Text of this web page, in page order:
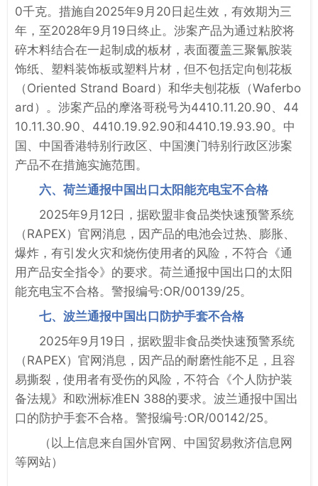
0千克。措施自2025年9月20日起生效，有效期为三
年，至2028年9月19日终止。涉案产品为通过粘胶将
碎木料结合在一起制成的板材，表面覆盖三聚氰胺装
饰纸、塑料装饰板或塑料片材，但不包括定向刨花板
（Oriented Strand Board）和华夫刨花板（Waferbo
ard）。涉案产品的摩洛哥税号为4410.11.20.90、44
10.11.30.90、4410.19.92.90和4410.19.93.90。中
国、中国香港特别行政区、中国澳门特别行政区涉案
产品不在措施实施范围。
六、荷兰通报中国出口太阳能充电宝不合格
2025年9月12日，据欧盟非食品类快速预警系统
（RAPEX）官网消息，因产品的电池会过热、膨胀、
爆炸，有引发火灾和烧伤使用者的风险，不符合《通
用产品安全指令》的要求。荷兰通报中国出口的太阳
能充电宝不合格。警报编号:OR/00139/25。
七、波兰通报中国出口防护手套不合格
2025年9月19日，据欧盟非食品类快速预警系统
（RAPEX）官网消息，因产品的耐磨性能不足，且容
易撕裂，使用者有受伤的风险，不符合《个人防护装
备法规》和欧洲标准EN 388的要求。波兰通报中国出
口的防护手套不合格。警报编号:OR/00142/25。
（以上信息来自国外官网、中国贸易救济信息网
等网站）